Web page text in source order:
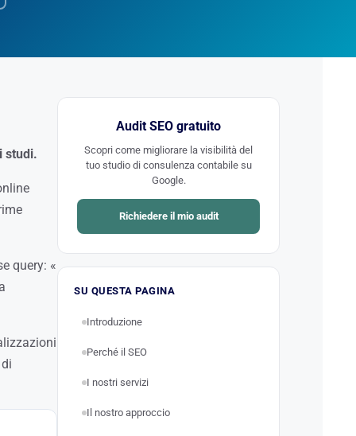
studi.
query: «
Audit SEO gratuito
Scopri come migliorare la visibilità del
tuo studio di consulenza contabile su
Google.
Richiedere il mio audit
SU QUESTA PAGINA
Introduzione
Perché il SEO
I nostri servizi
Il nostro approccio